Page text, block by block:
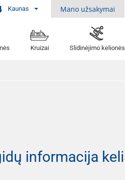
Kaunas Mano užsakymai
Kruizai Slidinėjimo kelionės
informacija